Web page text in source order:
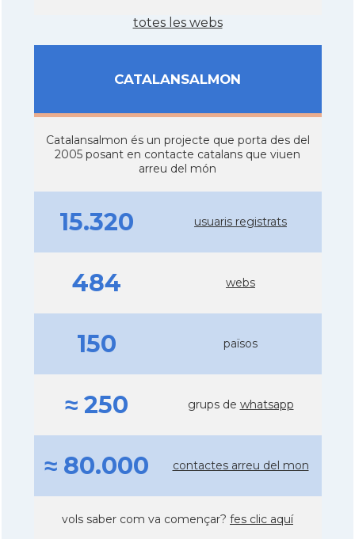
totes les webs
CATALANSALMON
Catalansalmon és un projecte que porta des del
2005 posant en contacte catalans que viuen
arreu del món
15.320 usuaris registrats
484 webs
150 països
≈ 250 grups de whatsapp
≈ 80.000 contactes arreu del mon
vols saber com va començar? fes clic aquí